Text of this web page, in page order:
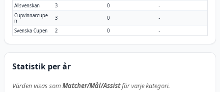
Allsvenskan
3 0
-
Cupvinnarcupe
n
3 0
-
Svenska Cupen
2 0 -
Statistik per år
Värden visas somMatcher/Mål/Assistför varje kategori.